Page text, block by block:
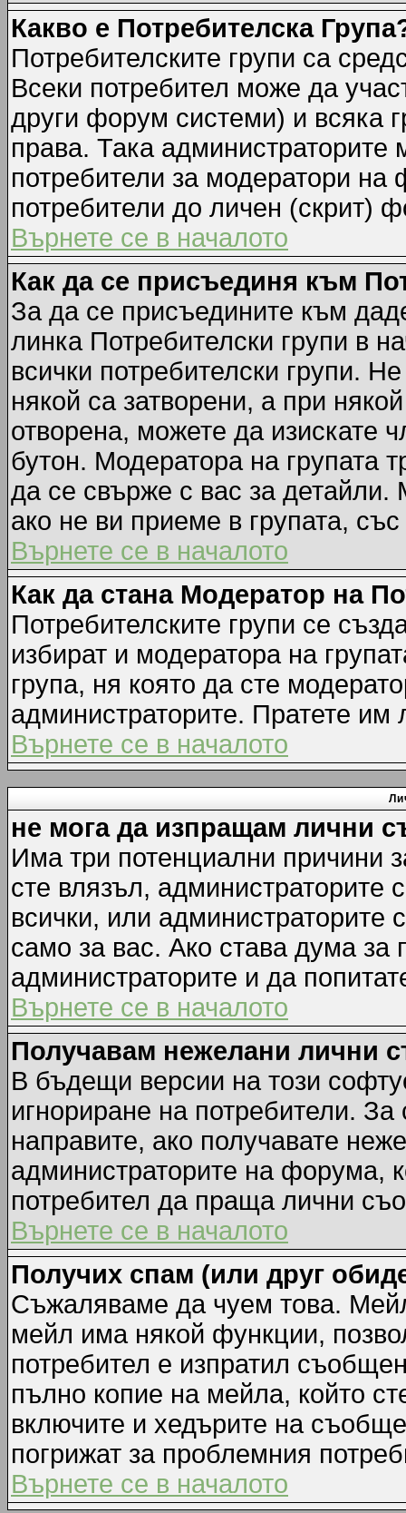
Какво е Потребителска
Потребителските групи са
Всеки потребител може да
други форум системи) и всяка
права. Така администраторите
потребители за модератори
потребители до личен (скрит)
Върнете се в началото
Как да се присъединя към
За да се присъедините към
линка Потребителски групи в
всички потребителски групи.
някой са затворени, а при
отворена, можете да изискате
бутон. Модератора на групата
да се свърже с вас за
ако не ви приеме в групата,
Върнете се в началото
Как да стана Модератор на
Потребителските групи се
избират и модератора на
група, ня която да сте
администраторите. Пратете
Върнете се в началото
не мога да изпращам лични
Има три потенциални причини
сте влязъл, администраторите
всички, или
само за вас. Ако става дума за
администраторите и да
Върнете се в началото
Получавам нежелани лични
В бъдещи версии на този
игнориране на потребители.
направите, ако получавате
администраторите на форума,
потребител да праща лични
Върнете се в началото
Получих спам (или друг
Съжаляваме да чуем това.
мейл има някой функции,
потребител е изпратил
пълно копие на мейла, който
включите и хедърите на
погрижат за проблемния
Върнете се в началото